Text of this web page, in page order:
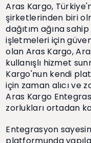
Aras Kargo,
şirketlerinden biri
dağıtım ağına
işletmeleri için
olan Aras Kargo,
kullanışlı hizmet
Kargo'nun kendi
için zaman alıcı ve
Aras Kargo
zorlukları ortadan
Entegrasyon